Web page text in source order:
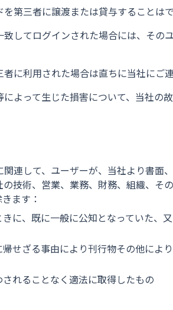
第三者に譲渡または貸与することはで
してログインされた場合には、その
に利用された場合は直ちに当社にご連
よって生じた損害について、当社の
連して、ユーザーが、当社より書面
技術、営業、業務、財務、組織、そ
ます：
に、既に一般に公知となっていた、
せざる事由により刊行物その他によ
れることなく適法に取得したもの